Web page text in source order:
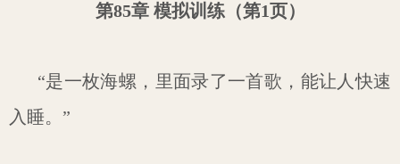
第85章 模拟训练（第1页）
“是一枚海螺，里面录了一首歌，能让人快速
入睡。”